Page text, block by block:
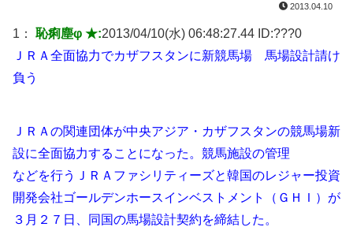
2013.04.10
1： 恥痢塵φ ★:2013/04/10(水) 06:48:27.44 ID:???0
ＪＲＡ全面協力でカザフスタンに新競馬場 馬場設計請け
負う
ＪＲＡの関連団体が中央アジア・カザフスタンの競馬場新
設に全面協力することになった。競馬施設の管理
などを行うＪＲＡファシリティーズと韓国のレジャー投資
開発会社ゴールデンホースインベストメント（ＧＨＩ）が
３月２７日、同国の馬場設計契約を締結した。